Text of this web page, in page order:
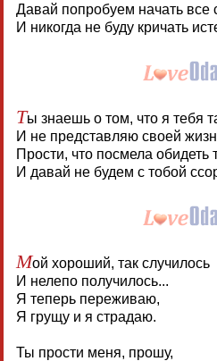
Давай попробуем начать все
И никогда не буду кричать
Ты знаешь о том, что я тебя
И не представляю своей
Прости, что посмела обидеть
И давай не будем с тобой
Мой хороший, так случилось
И нелепо получилось...
Я теперь переживаю,
Я грущу и я страдаю.
Ты прости меня, прошу,